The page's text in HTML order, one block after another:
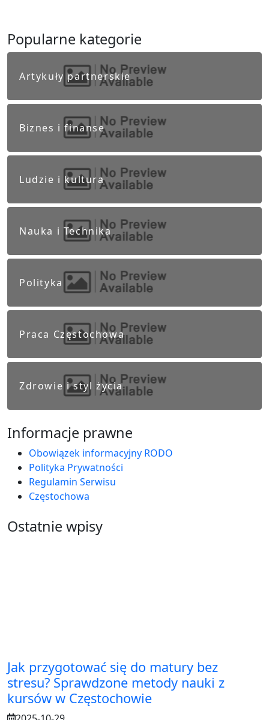
Popularne kategorie
Artykuły partnerskie
Biznes i finanse
Ludzie i kultura
Nauka i Technika
Polityka
Praca Częstochowa
Zdrowie i styl życia
Informacje prawne
Obowiązek informacyjny RODO
Polityka Prywatności
Regulamin Serwisu
Częstochowa
Ostatnie wpisy
Jak przygotować się do matury bez
stresu? Sprawdzone metody nauki z
kursów w Częstochowie